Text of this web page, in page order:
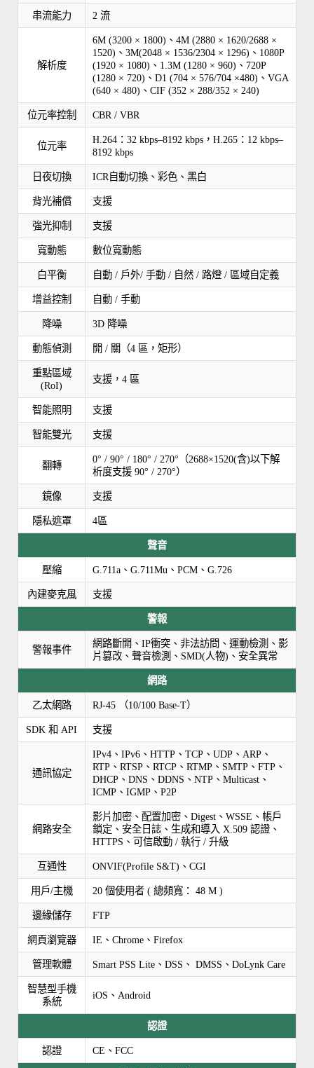
串流能力 2 流
解析度
6M (3200 × 1800)、4M (2880 × 1620/2688 ×
1520)、3M(2048 × 1536/2304 × 1296)、1080P
(1920 × 1080)、1.3M (1280 × 960)、720P
(1280 × 720)、D1 (704 × 576/704 ×480)、VGA
(640 × 480)、CIF (352 × 288/352 × 240)
位元率控制 CBR / VBR
位元率
H.264：32 kbps–8192 kbps，H.265：12 kbps–
8192 kbps
日夜切換 ICR自動切換、彩色、黑白
背光補償 支援
強光抑制 支援
寬動態 數位寬動態
白平衡 自動 / 戶外/ 手動 / 自然 / 路燈 / 區域自定義
增益控制 自動 / 手動
降噪 3D 降噪
動態偵測 開 / 關（4 區，矩形）
重點區域
(RoI)
支援，4 區
智能照明 支援
智能雙光 支援
翻轉
0° / 90° / 180° / 270°（2688×1520(含)以下解
析度支援 90° / 270°）
鏡像 支援
隱私遮罩 4區
聲音
壓縮 G.711a、G.711Mu、PCM、G.726
內建麥克風 支援
警報
警報事件
網路斷開、IP衝突、非法訪問、運動檢測、影
片篡改、聲音檢測、SMD(人物)、安全異常
網路
乙太網路 RJ-45 （10/100 Base-T）
SDK 和 API 支援
通訊協定
IPv4、IPv6、HTTP、TCP、UDP、ARP、
RTP、RTSP、RTCP、RTMP、SMTP、FTP、
DHCP、DNS、DDNS、NTP、Multicast、
ICMP、IGMP、P2P
網路安全
影片加密、配置加密、Digest、WSSE、帳戶
鎖定、安全日誌、生成和導入 X.509 認證、
HTTPS、可信啟動 / 執行 / 升級
互通性 ONVIF(Profile S&T)、CGI
用戶/主機 20 個使用者 ( 總頻寬： 48 M )
邊緣儲存 FTP
網頁瀏覽器 IE、Chrome、Firefox
管理軟體 Smart PSS Lite、DSS、 DMSS、DoLynk Care
智慧型手機
系統
iOS、Android
認證
認證 CE、FCC